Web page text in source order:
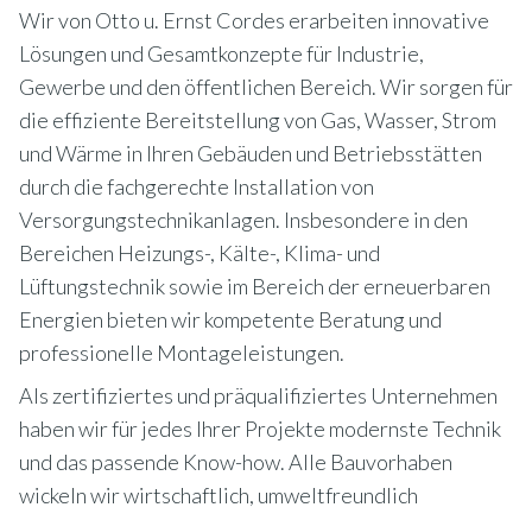
Wir von Otto u. Ernst Cordes erarbeiten innovative
Lösungen und Gesamtkonzepte für Industrie,
Gewerbe und den öffentlichen Bereich. Wir sorgen für
die effiziente Bereitstellung von Gas, Wasser, Strom
und Wärme in Ihren Gebäuden und Betriebsstätten
durch die fachgerechte Installation von
Versorgungstechnikanlagen. Insbesondere in den
Bereichen Heizungs-, Kälte-, Klima- und
Lüftungstechnik sowie im Bereich der erneuerbaren
Energien bieten wir kompetente Beratung und
professionelle Montageleistungen.
Als zertifiziertes und präqualifiziertes Unternehmen
haben wir für jedes Ihrer Projekte modernste Technik
und das passende Know-how. Alle Bauvorhaben
wickeln wir wirtschaftlich, umweltfreundlich